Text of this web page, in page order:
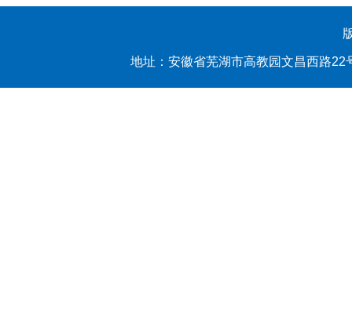
地址：安徽省芜湖市高教园文昌西路